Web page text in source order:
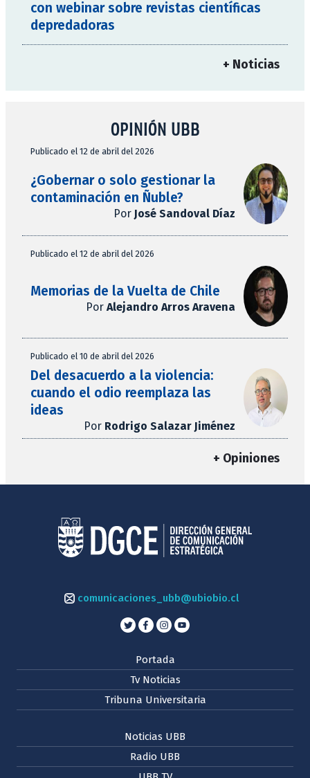
con webinar sobre revistas científicas
depredadoras
+ Noticias
OPINIÓN UBB
Publicado el 12 de abril del 2026
¿Gobernar o solo gestionar la
contaminación en Ñuble?
Por José Sandoval Díaz
Publicado el 12 de abril del 2026
Memorias de la Vuelta de Chile
Por Alejandro Arros Aravena
Publicado el 10 de abril del 2026
Del desacuerdo a la violencia:
cuando el odio reemplaza las
ideas
Por Rodrigo Salazar Jiménez
+ Opiniones
comunicaciones_ubb@ubiobio.cl
Portada
Tv Noticias
Tribuna Universitaria
Noticias UBB
Radio UBB